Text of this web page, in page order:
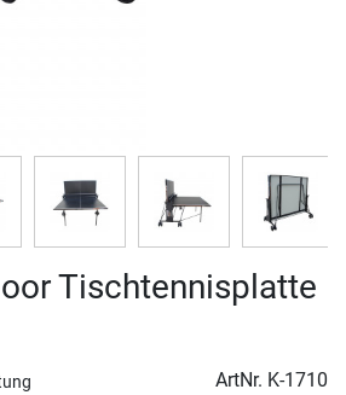
Tischtennisplatte
ArtNr. K-1710